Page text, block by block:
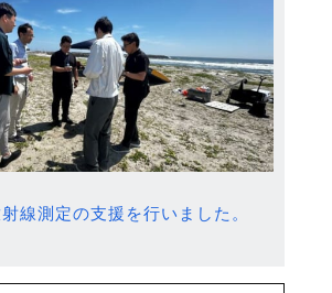
線測定の支援を行いました。